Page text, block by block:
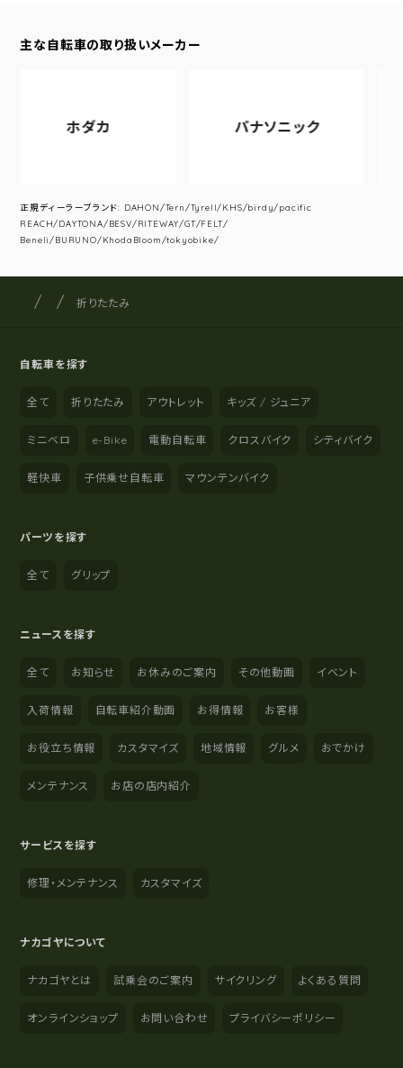
主な自転車の取り扱いメーカー
ホダカ パナソニック
正規ディーラーブランド: DAHON/Tern/Tyrell/KHS/birdy/pacific
REACH/DAYTONA/BESV/RITEWAY/GT/FELT/
Beneli/BURUNO/KhodaBloom/tokyobike/
サイト内の現在地
サイクルショップナカゴヤ
折りたたみ
自転車を探す
全て 折りたたみ アウトレット キッズ / ジュニア
ミニベロ e-Bike 電動自転車 クロスバイク シティバイク
軽快車 子供乗せ自転車 マウンテンバイク
パーツを探す
全て グリップ
ニュースを探す
全て お知らせ お休みのご案内 その他動画 イベント
入荷情報 自転車紹介動画 お得情報 お客様
お役立ち情報 カスタマイズ 地域情報 グルメ おでかけ
メンテナンス お店の店内紹介
サービスを探す
修理・メンテナンス カスタマイズ
ナカゴヤについて
ナカゴヤとは 試乗会のご案内 サイクリング よくある質問
オンラインショップ お問い合わせ プライバシーポリシー